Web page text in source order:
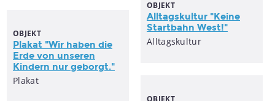
OBJEKT
Alltagskultur "Keine
Startbahn West!"
Alltagskultur
OBJEKT
Plakat "Wir haben die
Erde von unseren
Kindern nur geborgt."
Plakat
OBJEKT